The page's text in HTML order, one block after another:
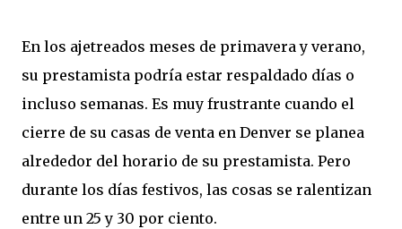
En los ajetreados meses de primavera y verano,
su prestamista podría estar respaldado días o
incluso semanas. Es muy frustrante cuando el
cierre de su casas de venta en Denver se planea
alrededor del horario de su prestamista. Pero
durante los días festivos, las cosas se ralentizan
entre un 25 y 30 por ciento.